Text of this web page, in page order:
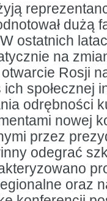
dużą
ostatnich
na
Rosji
społecznej
odrębności
nowej
przez
odegrać
oraz